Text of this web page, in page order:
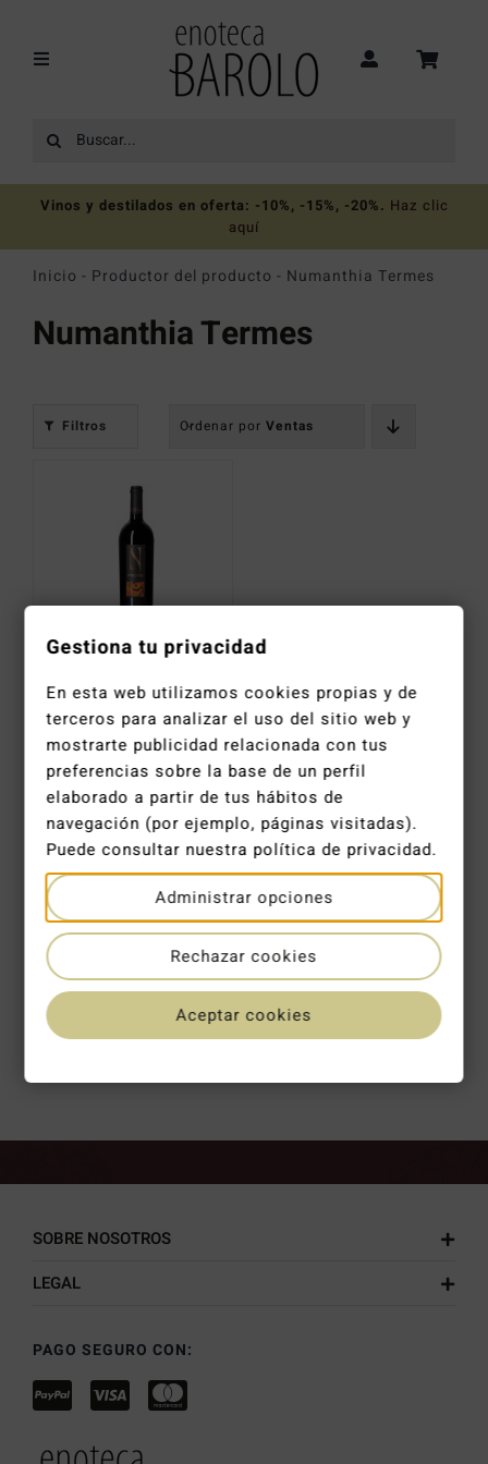
contenido
Toggle
Recomendaciones
Ofertas
Destilados
Catas y Actividades
Buscar:
Vinos y destilados en oferta: -10%, -15%, -20%. Haz clic
aquí
Inicio - Productor del producto - Numanthia Termes
Numanthia Termes
Filtros Ordenar por Ventas
55,50 €
ENTREGA EN 2-4 DÍAS LABORALES
ENVÍO GRATUITO EN PEDIDOS DE +120 €
PUNTUACIÓN DE 4,8/5 ENGOOGLE
SOBRE NOSOTROS
LEGAL
PAGO SEGURO CON:
Gestiona tu privacidad
En esta web utilizamos cookies propias y de
terceros para analizar el uso del sitio web y
mostrarte publicidad relacionada con tus
preferencias sobre la base de un perfil
elaborado a partir de tus hábitos de
navegación (por ejemplo, páginas visitadas).
Puede consultar nuestra política de privacidad.
Administrar opciones
Rechazar cookies
Aceptar cookies